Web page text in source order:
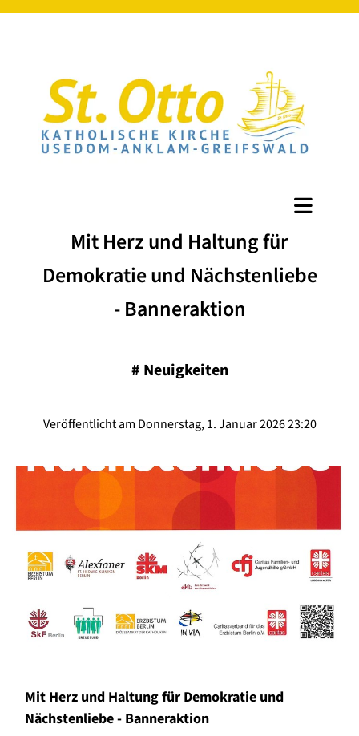
Mit Herz und Haltung für
Demokratie und Nächstenliebe
- Banneraktion
# Neuigkeiten
Veröffentlicht am Donnerstag, 1. Januar 2026 23:20
Mit Herz und Haltung für Demokratie und
Nächstenliebe - Banneraktion